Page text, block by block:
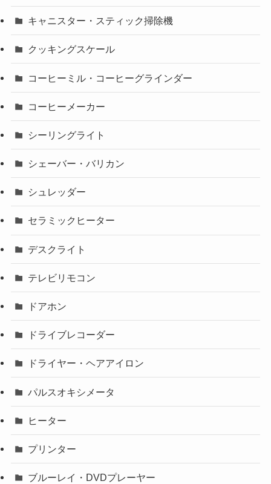
キャニスター・スティック掃除機
クッキングスケール
コーヒーミル・コーヒーグラインダー
コーヒーメーカー
シーリングライト
シェーバー・バリカン
シュレッダー
セラミックヒーター
デスクライト
テレビリモコン
ドアホン
ドライブレコーダー
ドライヤー・ヘアアイロン
パルスオキシメータ
ヒーター
プリンター
ブルーレイ・DVDプレーヤー